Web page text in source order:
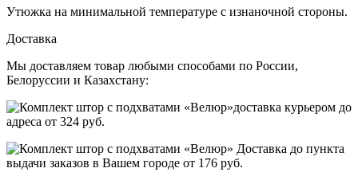
Утюжка на минимальной температуре с изнаночной стороны.
Доставка
Мы доставляем товар любыми способами по России,
Белоруссии и Казахстану:
доставка курьером до
адреса от 324 руб.
Доставка до пункта
выдачи заказов в Вашем городе от 176 руб.